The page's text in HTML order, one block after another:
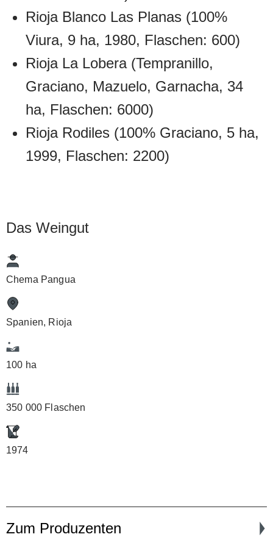
Rioja Blanco Las Planas (100%
Viura, 9 ha, 1980, Flaschen: 600)
Rioja La Lobera (Tempranillo,
Graciano, Mazuelo, Garnacha, 34
ha, Flaschen: 6000)
Rioja Rodiles (100% Graciano, 5 ha,
1999, Flaschen: 2200)
Das Weingut
Chema Pangua
Spanien, Rioja
100 ha
350 000 Flaschen
1974
Zum Produzenten